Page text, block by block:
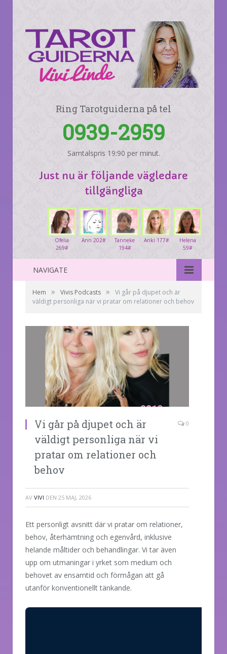
Ring Tarotguiderna på tel
0939-2959
Samtalspris 19:90 per minut.
Just nu är följande vägledare
tillgängliga
Helena
59#
Anki 177#
Tanneke
194#
Ann 202#
Ofelia
269#
NAVIGATE
Hem » Vivis Podcasts »
Vi går på djupet och är
väldigt personliga när vi pratar om relationer och behov
Vi går på djupet och är
väldigt personliga när vi
pratar om relationer och
behov
0
AV VIVI DEN 25 MAJ, 2026
Ett personligt avsnitt där vi pratar om relationer,
behov, återhämtning och egenvård, inklusive
helande måltider och behandlingar. Vi tar även
upp om utmaningar i yrket som medium och
behovet av ensamtid och förmågan att gå
utanför konventionellt tänkande.